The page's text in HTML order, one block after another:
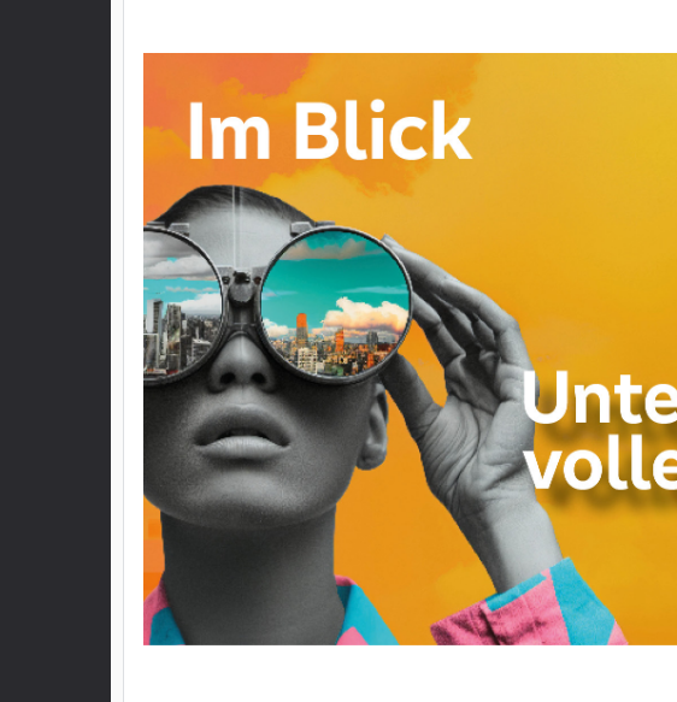
Gießen
Impressum
Datenschutzerklärung